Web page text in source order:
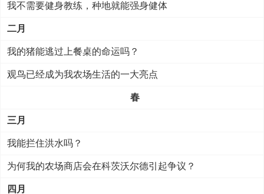
我不需要健身教练，种地就能强身健体
二月
我的猪能逃过上餐桌的命运吗？
观鸟已经成为我农场生活的一大亮点
春
三月
我能拦住洪水吗？
为何我的农场商店会在科茨沃尔德引起争议？
四月